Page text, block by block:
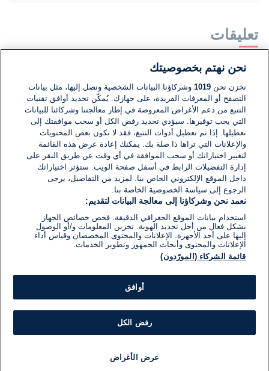
تعليقات
لا توجد تعليقات مكتوبة حتى الآن. كن الأول!
اكتب تعليقًا جديدًا ...
نحن نهتم بخصوصيتك
نخزن نحن1019 وشركاؤنا البيانات الشخصية ونصل إليها، مثل بيانات
التصفح أو المعرفات الفريدة، على جهازك. يُمكّن تحديد أوافق تقنيات
التتبع من دعم الأغراض المعروضة في إطار معالجتنا وشركائنا للبيانات
التي يجب توفيرها. سيؤدي تحديد رفض الكل أو سحب موافقتك إلى
تعطيلها. إذا تم تعطيل أدوات التتبع، فقد لا تكون بعض المحتويات
والإعلانات التي تراها ذا صلة بك. يمكنك إعادة عرض هذه القائمة
لتغيير اختياراتك أو سحب الموافقة في أي وقت عن طريق النقر على
إدارة التفضيلات الرابط في أسفل صفحة الويب. ستؤثر اختياراتك
داخل الموقع الإلكتروني الخاص بنا. لمزيد من التفاصيل، يرجى
الرجوع إلى سياسة الخصوصية الخاصة بنا.
نعمد نحن وشركاؤنا إلى معالجة البيانات لتقديم:
استخدام بيانات الموقع الجغرافي الدقيقة. فحص خصائص الجهاز
بشكل فعال من أجل تحديد الهوية. تخزين المعلومات و/أو الوصول
إليها على أحد الأجهزة. الإعلانات والمحتوى المخصصان وقياس أداء
الإعلانات والمحتوى وأبحاث الجمهور وتطوير الخدمات.
قائمة الشركاء (المورّدون)
أوافق
رفض الكل
عرض الأغراض